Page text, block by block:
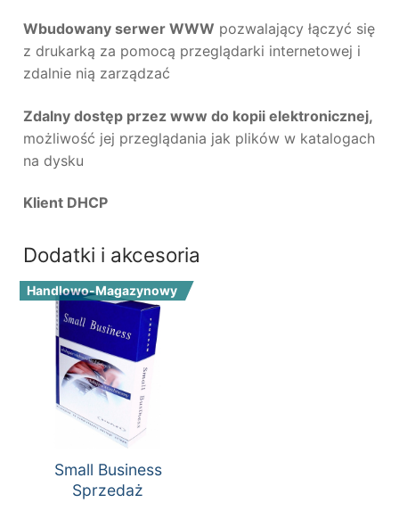
Wbudowany serwer WWW pozwalający łączyć się
z drukarką za pomocą przeglądarki internetowej i
zdalnie nią zarządzać
Zdalny dostęp przez www do kopii elektronicznej,
możliwość jej przeglądania jak plików w katalogach
na dysku
Klient DHCP
Dodatki i akcesoria
Handlowo-Magazynowy
Small Business
Sprzedaż